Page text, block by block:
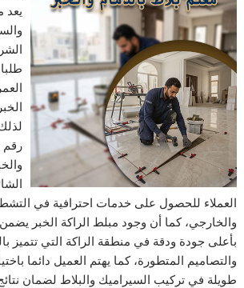
يعد
رقم
العملاء للحصول على خدمات احترافية في
والخارجي، كما أن وجود مبلط الراكة الخبر يضمن
بأعلى جودة ودقة في منطقة الراكة التي تتميز
والتصاميم المتطورة، كما يهتم العميل دائما
طويلة في تركيب السيراميك والبلاط لضمان